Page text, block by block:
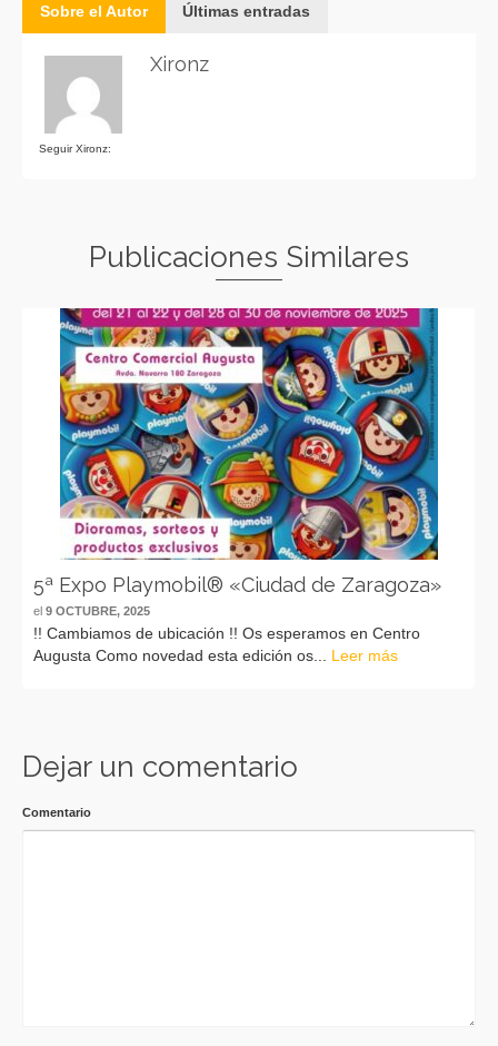
Sobre el Autor Últimas entradas
Seguir Xironz:
Xironz
Publicaciones Similares
5ª Expo Playmobil® «Ciudad de Zaragoza»
el 9 OCTUBRE, 2025
!! Cambiamos de ubicación !! Os esperamos en Centro
Augusta Como novedad esta edición os... Leer más
Dejar un comentario
Comentario